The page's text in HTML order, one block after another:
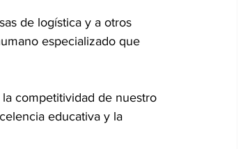
de logística y a otros
especializado que
competitividad de nuestro
educativa y la